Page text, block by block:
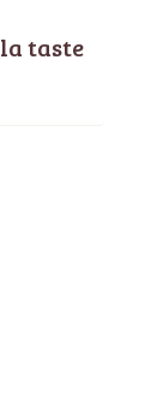
taste